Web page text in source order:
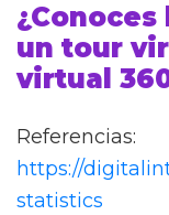
un tour
virtual
Referencias:
https://
statistics